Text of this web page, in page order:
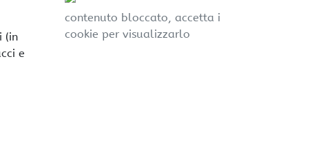
(in
e
contenuto bloccato, accetta i
cookie per visualizzarlo